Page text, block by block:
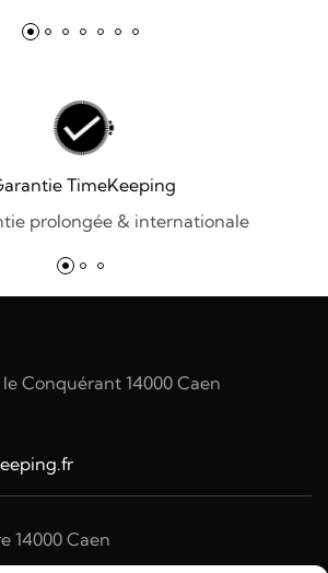
TimeKeeping
prolongée & internationale
Conquérant 14000 Caen
14000 Caen